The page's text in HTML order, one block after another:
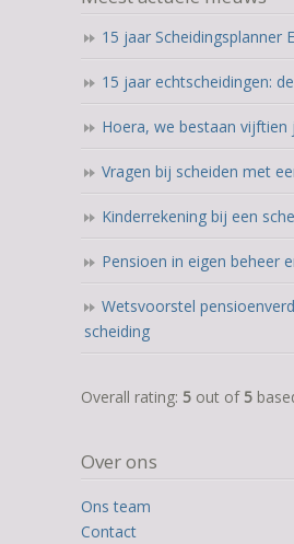
15 jaar Scheidingsplanner
15 jaar echtscheidingen:
Hoera, we bestaan vijftien
Vragen bij scheiden met
Kinderrekening bij een
Pensioen in eigen beheer
Wetsvoorstel
scheiding
5,0
on
Overall rating: 5 out of 5
Over ons
Ons team
Contact